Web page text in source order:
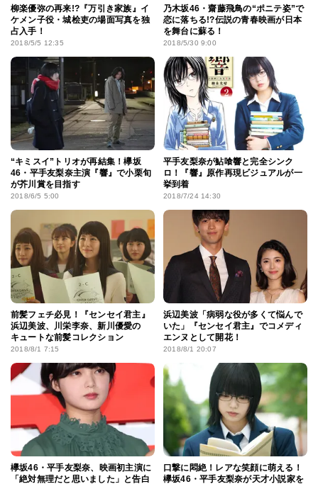
柳楽優弥の再来!?『万引き家族』イ
ケメン子役・城桧吏の場面写真を独
占入手！
2018/5/5 12:35
乃木坂46・齋藤飛鳥の“ポニテ姿”で
恋に落ちる!?伝説の青春映画が日本
を舞台に蘇る！
2018/5/30 9:00
“キミスイ”トリオが再結集！欅坂
46・平手友梨奈主演『響』で小栗旬
が芥川賞を目指す
2018/6/5 5:00
平手友梨奈が鮎喰響と完全シンク
ロ！『響』原作再現ビジュアルが一
挙到着
2018/7/24 14:30
前髪フェチ必見！『センセイ君主』
浜辺美波、川栄李奈、新川優愛の
キュートな前髪コレクション
2018/8/1 7:15
浜辺美波「病弱な役が多くて悩んで
いた」『センセイ君主』でコメディ
エンヌとして開花！
2018/8/1 20:07
欅坂46・平手友梨奈、映画初主演に
「絶対無理だと思いました」と告白
口撃に悶絶！レアな笑顔に萌える！
欅坂46・平手友梨奈が天才小説家を